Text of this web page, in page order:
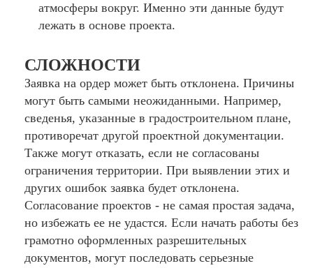
атмосферы вокруг. Именно эти данные будут
лежать в основе проекта.
СЛОЖНОСТИ
Заявка на ордер может быть отклонена. Причины
могут быть самыми неожиданными. Например,
сведенья, указанные в градостроительном плане,
противоречат другой проектной документации.
Также могут отказать, если не согласованы
ограничения территории. При выявлении этих и
других ошибок заявка будет отклонена.
Согласование проектов - не самая простая задача,
но избежать ее не удастся. Если начать работы без
грамотно оформленных разрешительных
документов, могут последовать серьезные